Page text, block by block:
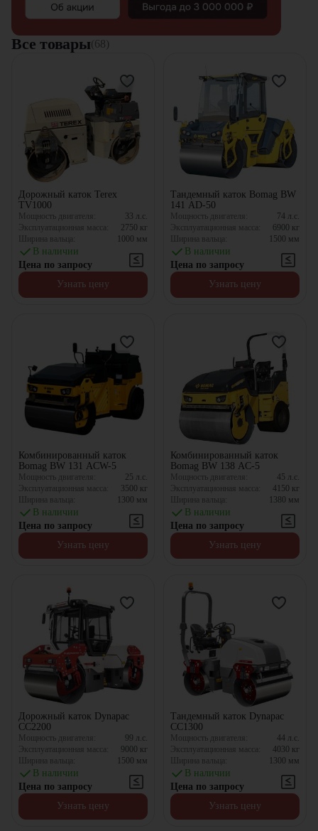
Все товары(68)
Дорожный каток Terex
TV1000
Мощность двигателя: 33 л.с.
Эксплуатационная масса:
2750 кг
Ширина вальца:
1000 мм
В наличии
Цена по запросу
Узнать цену
Тандемный каток Bomag BW
141 AD-50
Мощность двигателя: 74 л.с.
Эксплуатационная масса:
6900 кг
Ширина вальца:
1500 мм
В наличии
Цена по запросу
Узнать цену
Комбинированный каток
Bomag BW 131 ACW-5
Мощность двигателя: 25 л.с.
Эксплуатационная масса:
3500 кг
Ширина вальца:
1300 мм
В наличии
Цена по запросу
Узнать цену
Комбинированный каток
Bomag BW 138 AC-5
Мощность двигателя: 45 л.с.
Эксплуатационная масса:
4150 кг
Ширина вальца:
1380 мм
В наличии
Цена по запросу
Узнать цену
Дорожный каток Dynapac
CC2200
Мощность двигателя: 99 л.с.
Эксплуатационная масса:
9000 кг
Ширина вальца:
1500 мм
В наличии
Цена по запросу
Узнать цену
Тандемный каток Dynapac
CC1300
Мощность двигателя: 44 л.с.
Эксплуатационная масса:
4030 кг
Ширина вальца:
1300 мм
В наличии
Цена по запросу
Узнать цену